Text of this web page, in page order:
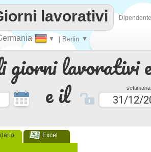
giorni lavorativi
e il
Excel
contare
▼ | Berlin ▼
lavorativi